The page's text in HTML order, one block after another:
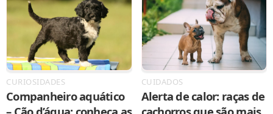
CURIOSIDADES
Companheiro aquático
CUIDADOS
Alerta de calor: raças de